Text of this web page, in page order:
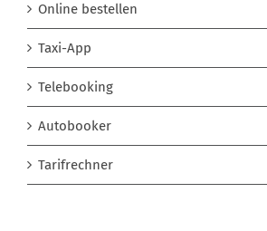
Online bestellen
Taxi-App
Telebooking
Autobooker
Tarifrechner